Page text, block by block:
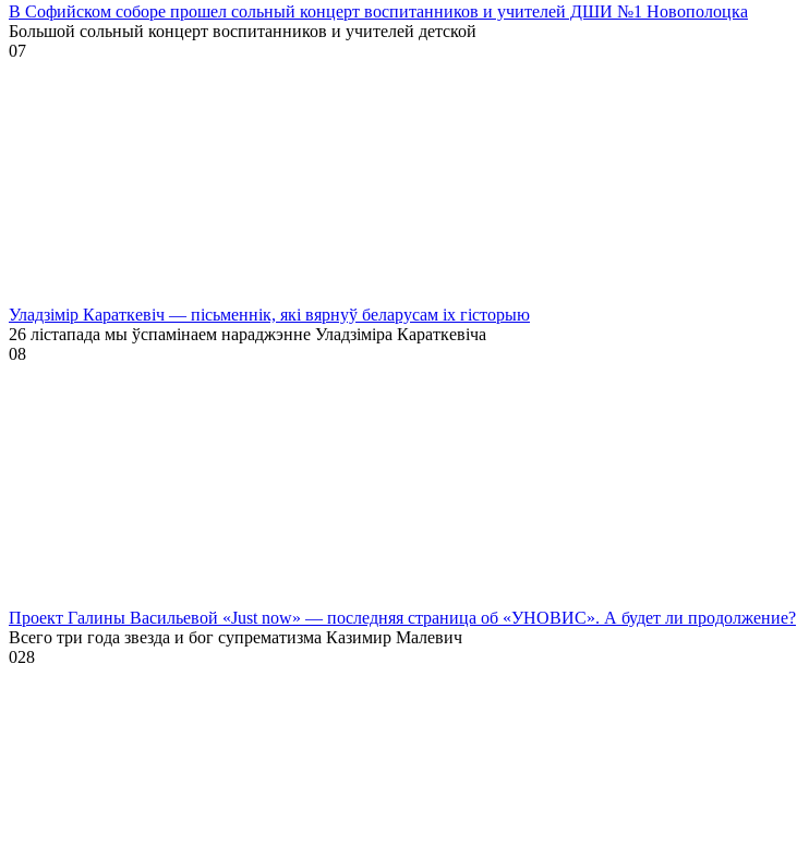
В Софийском соборе прошел сольный концерт воспитанников и учителей ДШИ №1 Новополоцка
Большой сольный концерт воспитанников и учителей детской
07
Уладзімір Караткевіч — пісьменнік, які вярнуў беларусам іх гісторыю
26 лістапада мы ўспамінаем нараджэнне Уладзіміра Караткевіча
08
Проект Галины Васильевой «Just now» — последняя страница об «УНОВИС». А будет ли продолжение?
Всего три года звезда и бог супрематизма Казимир Малевич
028